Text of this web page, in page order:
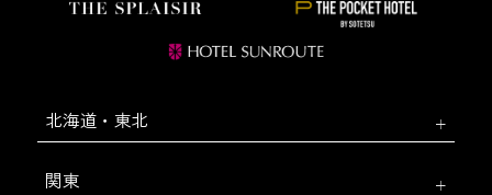
北海道・東北
関東